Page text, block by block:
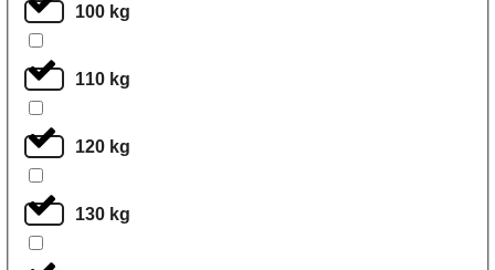
100 kg
110 kg
120 kg
130 kg